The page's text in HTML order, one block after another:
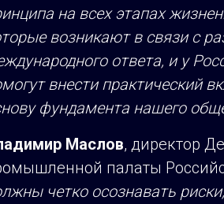
на всех этапах
возникают в связи с
ответа, и у
внести практический
фундамента нашего
Маслов, директор
палаты
четко осознавать